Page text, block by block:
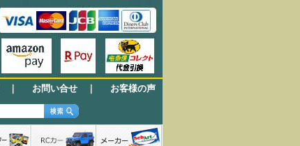
お問い合せ お客様の声